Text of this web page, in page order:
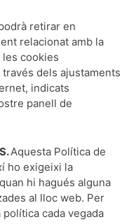
retirar en
relacionat amb la
cookies
dels ajustaments
indicats
panell de
Aquesta Política de
ho exigeixi la
hi hagués alguna
al lloc web. Per
cada vegada